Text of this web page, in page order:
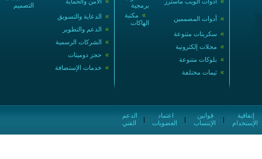
التصميم
» الدعاية والتسويق
» الدعم والتطوير
» الشركات الرسمية
» حجز دومينات
» خدمات الإستضافة
برمجية
» مكتبة
الهاكات
» أدوات المصممين
» سكربتات متنوعة
» مجلات إلكترونية
» بلوكات متنوعة
» ثيمات مختلفة
الفني
|
العضويات
|
الإنتساب
|
الإستخدام